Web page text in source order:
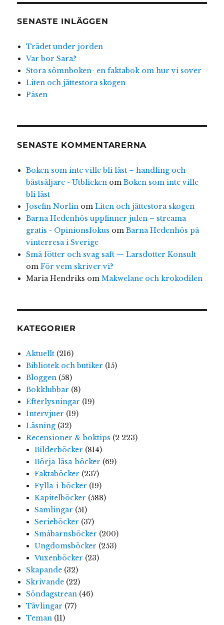
SENASTE INLÄGGEN
Trädet under jorden
Var bor Sara?
Stora sömnboken- en faktabok om hur vi sover
Liten och jättestora skogen
Påsen
SENASTE KOMMENTARERNA
Boken som inte ville bli läst – handling och
bästsäljare - Utblickenom Boken som inte ville
bli läst
Josefin Norlinom Liten och jättestora skogen
Barna Hedenhös uppfinner julen – streama
gratis - Opinionsfokus om Barna Hedenhös på
vinterresa i Sverige
Små fötter och svag saft — Larsdotter Konsult
om För vem skriver vi?
Maria Hendriks om Makwelane och krokodilen
KATEGORIER
Aktuellt(216)
Bibliotek och butiker (15)
Bloggen(58)
Bokklubbar (8)
Efterlysningar (19)
Intervjuer (19)
Läsning(32)
Recensioner & boktips (2 223)
Bilderböcker (814)
Börja-läsa-böcker (69)
Faktaböcker (237)
Fylla-i-böcker (19)
Kapitelböcker (588)
Samlingar (51)
Serieböcker (37)
Småbarnsböcker (200)
Ungdomsböcker (253)
Vuxenböcker (23)
Skapande(32)
Skrivande(22)
Söndagstrean(46)
Tävlingar (77)
Teman(11)